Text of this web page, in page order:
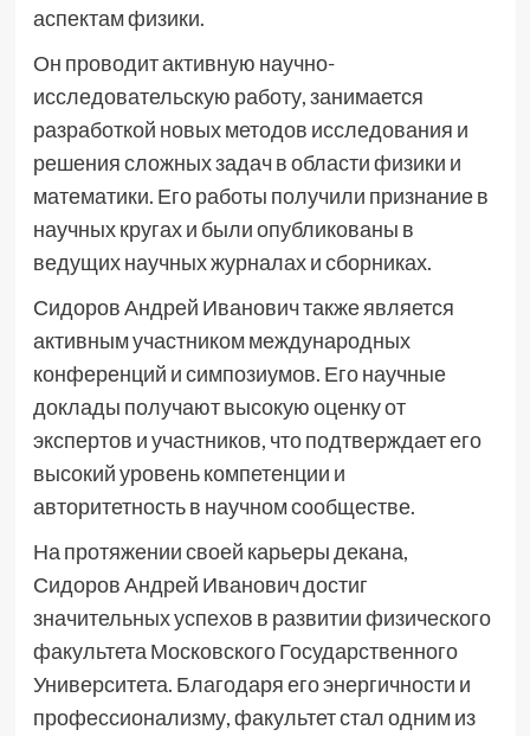
аспектам физики.
Он проводит активную научно-
исследовательскую работу, занимается
разработкой новых методов исследования и
решения сложных задач в области физики и
математики. Его работы получили признание в
научных кругах и были опубликованы в
ведущих научных журналах и сборниках.
Сидоров Андрей Иванович также является
активным участником международных
конференций и симпозиумов. Его научные
доклады получают высокую оценку от
экспертов и участников, что подтверждает его
высокий уровень компетенции и
авторитетность в научном сообществе.
На протяжении своей карьеры декана,
Сидоров Андрей Иванович достиг
значительных успехов в развитии физического
факультета Московского Государственного
Университета. Благодаря его энергичности и
профессионализму, факультет стал одним из